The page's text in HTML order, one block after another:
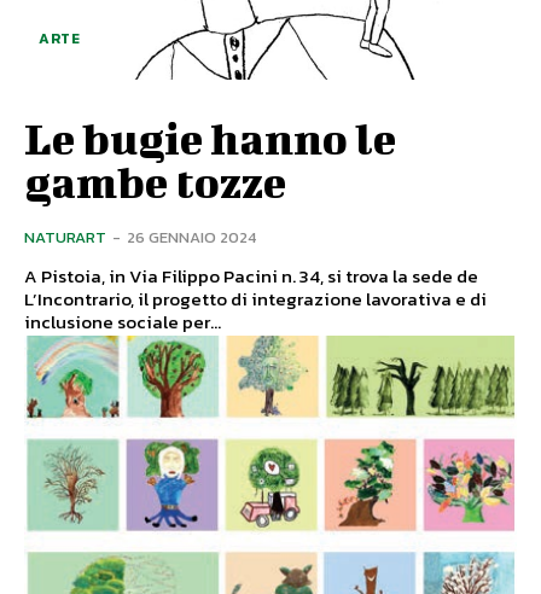
ARTE
Le bugie hanno le
gambe tozze
NATURART - 26 GENNAIO 2024
A Pistoia, in Via Filippo Pacini n. 34, si trova la sede de
L’Incontrario, il progetto di integrazione lavorativa e di
inclusione sociale per...